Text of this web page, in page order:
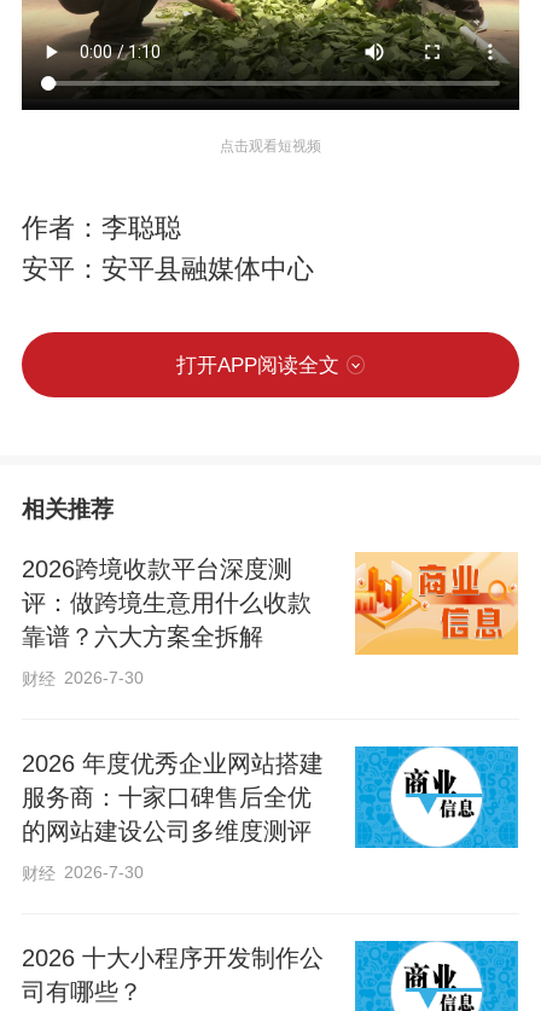
点击观看短视频
作者：李聪聪
安平：安平县融媒体中心
打开APP阅读全文
相关推荐
2026跨境收款平台深度测
评：做跨境生意用什么收款
靠谱？六大方案全拆解
财经 2026-7-30
2026 年度优秀企业网站搭建
服务商：十家口碑售后全优
的网站建设公司多维度测评
财经 2026-7-30
2026 十大小程序开发制作公
司有哪些？